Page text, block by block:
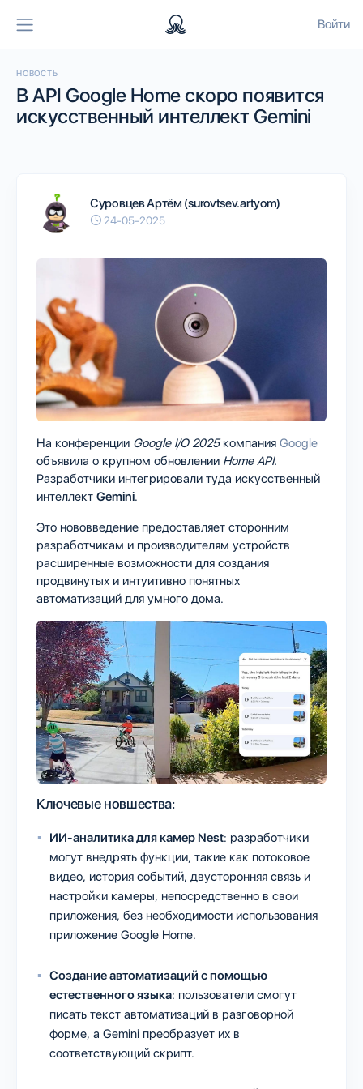
Войти
НОВОСТЬ
В API Google Home скоро появится
искусственный интеллект Gemini
Суровцев Артём (surovtsev.artyom)
24-05-2025
На конференции Google I/O 2025компания Google
объявила о крупном обновлении Home API.
Разработчики интегрировали туда искусственный
интеллект Gemini.
Это нововведение предоставляет сторонним
разработчикам и производителям устройств
расширенные возможности для создания
продвинутых и интуитивно понятных
автоматизаций для умного дома.
Ключевые новшества:
ИИ-аналитика для камер Nest: разработчики
могут внедрять функции, такие как потоковое
видео, история событий, двусторонняя связь и
настройки камеры, непосредственно в свои
приложения, без необходимости использования
приложение Google Home.
Создание автоматизаций с помощью
естественного языка: пользователи смогут
писать текст автоматизаций в разговорной
форме, а Gemini преобразует их в
соответствующий скрипт.